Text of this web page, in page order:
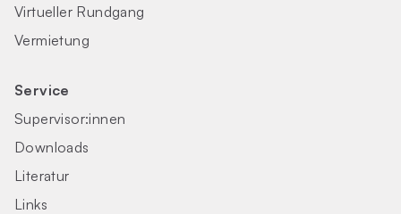
Virtueller Rundgang
Vermietung
Service
Supervisor:innen
Downloads
Literatur
Links